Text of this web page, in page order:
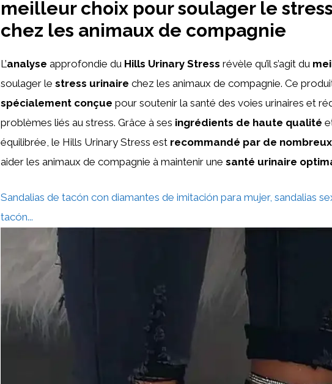
meilleur choix pour soulager le
chez les animaux de compagnie
L’analyse approfondie du Hills Urinary Stress révèle qu’il s’agit du
soulager le stress urinaire chez les animaux de compagnie. Ce
spécialement conçue pour soutenir la santé des voies urinaires et
problèmes liés au stress. Grâce à ses ingrédients de haute qualité
équilibrée, le Hills Urinary Stress est recommandé par de
aider les animaux de compagnie à maintenir une santé urinaire
Sandalias de tacón con diamantes de imitación para mujer, sandalias
tacón...